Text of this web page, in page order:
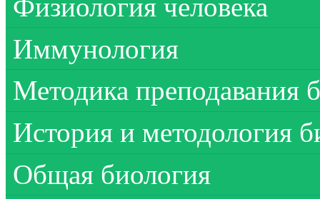
Физиология человека
Иммунология
Методика преподавания
История и методология
Общая биология